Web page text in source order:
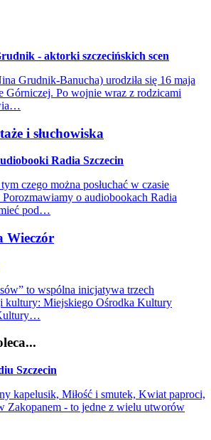
- aktorki szczecińskich scen
Grudnik-Banucha) urodziła się 16 maja
Górniczej. Po wojnie wraz z rodzicami
i słuchowiska
Radia Szczecin
czego można posłuchać w czasie
o audiobookach Radia
pod…
Wieczór
to wspólna inicjatywa trzech
kultury: Miejskiego Ośrodka Kultury
Szczecin
kapelusik, Miłość i smutek, Kwiat paproci,
Zakopanem - to jedne z wielu utworów